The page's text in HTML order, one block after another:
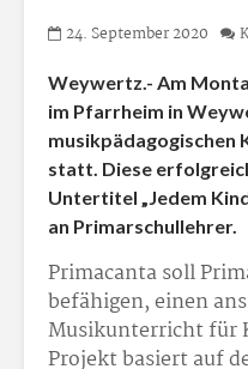
24. September 2020
Weywertz.- Am
im Pfarrheim in
musikpädagogischen
statt. Diese
Untertitel „Jedem
an Primarschullehrer.
Primacanta soll
befähigen, einen
Musikunterricht für
Projekt basiert auf